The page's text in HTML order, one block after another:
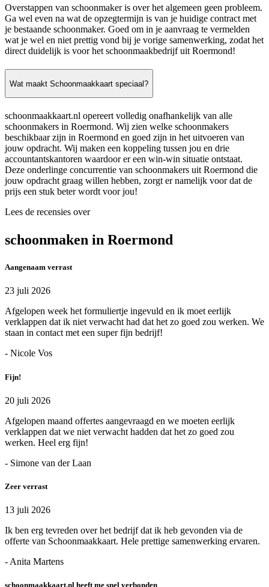
Overstappen van schoonmaker is over het algemeen geen probleem.
Ga wel even na wat de opzegtermijn is van je huidige contract met
je bestaande schoonmaker. Goed om in je aanvraag te vermelden
wat je wel en niet prettig vond bij je vorige samenwerking, zodat het
direct duidelijk is voor het schoonmaakbedrijf uit Roermond!
Wat maakt Schoonmaakkaart speciaal?
schoonmaakkaart.nl opereert volledig onafhankelijk van alle
schoonmakers in Roermond. Wij zien welke schoonmakers
beschikbaar zijn in Roermond en goed zijn in het uitvoeren van
jouw opdracht. Wij maken een koppeling tussen jou en drie
accountantskantoren waardoor er een win-win situatie ontstaat.
Deze onderlinge concurrentie van schoonmakers uit Roermond die
jouw opdracht graag willen hebben, zorgt er namelijk voor dat de
prijs een stuk beter wordt voor jou!
Lees de recensies over
schoonmaken in Roermond
Aangenaam verrast
23 juli 2026
Afgelopen week het formuliertje ingevuld en ik moet eerlijk
verklappen dat ik niet verwacht had dat het zo goed zou werken. We
staan in contact met een super fijn bedrijf!
- Nicole Vos
Fijn!
20 juli 2026
Afgelopen maand offertes aangevraagd en we moeten eerlijk
verklappen dat we niet verwacht hadden dat het zo goed zou
werken. Heel erg fijn!
- Simone van der Laan
Zeer verrast
13 juli 2026
Ik ben erg tevreden over het bedrijf dat ik heb gevonden via de
offerte van Schoonmaakkaart. Hele prettige samenwerking ervaren.
- Anita Martens
schoonmaakkaart.nl heeft me snel verbonden